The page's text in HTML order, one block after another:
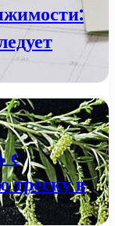
с
треску в